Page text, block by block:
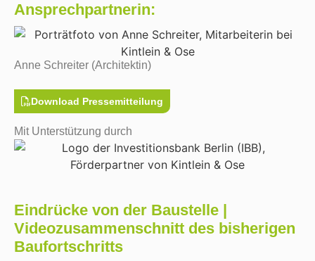
Ansprech­partnerin:
Anne Schreiter (Architektin)
Download Pressemitteilung
Mit Unterstützung durch
Eindrücke von der Baustelle |
Videozusammenschnitt des bisherigen
Baufortschritts